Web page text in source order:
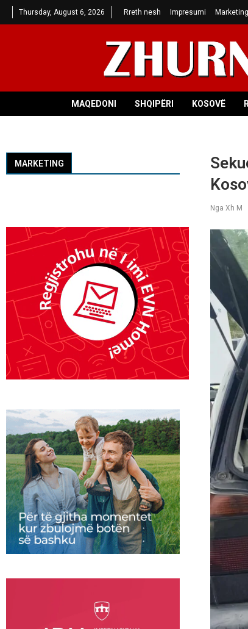
Thursday, August 6, 2026 Rreth nesh Impresumi Marketing
MAQEDONI SHQIPËRI KOSOVË
Nga Xh M
MARKETING